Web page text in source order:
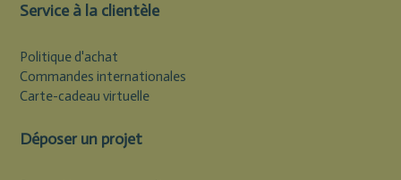
Service à la clientèle
Politique d'achat
Commandes internationales
Carte-cadeau virtuelle
Déposer un projet